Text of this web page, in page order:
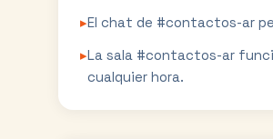
▸El chat de #contactos-ar
▸La sala #contactos-ar
cualquier hora.